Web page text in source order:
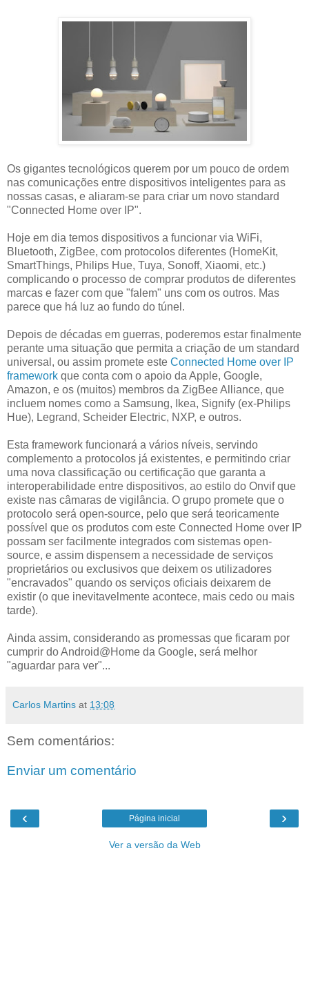
Os gigantes tecnológicos querem por um pouco de ordem
nas comunicações entre dispositivos inteligentes para as
nossas casas, e aliaram-se para criar um novo standard
"Connected Home over IP".
Hoje em dia temos dispositivos a funcionar via WiFi,
Bluetooth, ZigBee, com protocolos diferentes (HomeKit,
SmartThings, Philips Hue, Tuya, Sonoff, Xiaomi, etc.)
complicando o processo de comprar produtos de diferentes
marcas e fazer com que "falem" uns com os outros. Mas
parece que há luz ao fundo do túnel.
Depois de décadas em guerras, poderemos estar finalmente
perante uma situação que permita a criação de um standard
universal, ou assim promete este Connected Home over IP
framework que conta com o apoio da Apple, Google,
Amazon, e os (muitos) membros da ZigBee Alliance, que
incluem nomes como a Samsung, Ikea, Signify (ex-Philips
Hue), Legrand, Scheider Electric, NXP, e outros.
Esta framework funcionará a vários níveis, servindo
complemento a protocolos já existentes, e permitindo criar
uma nova classificação ou certificação que garanta a
interoperabilidade entre dispositivos, ao estilo do Onvif que
existe nas câmaras de vigilância. O grupo promete que o
protocolo será open-source, pelo que será teoricamente
possível que os produtos com este Connected Home over IP
possam ser facilmente integrados com sistemas open-
source, e assim dispensem a necessidade de serviços
proprietários ou exclusivos que deixem os utilizadores
"encravados" quando os serviços oficiais deixarem de
existir (o que inevitavelmente acontece, mais cedo ou mais
tarde).
Ainda assim, considerando as promessas que ficaram por
cumprir do Android@Home da Google, será melhor
"aguardar para ver"...
Carlos Martins at 13:08
Sem comentários:
Enviar um comentário
‹ ›
Página inicial
Ver a versão da Web